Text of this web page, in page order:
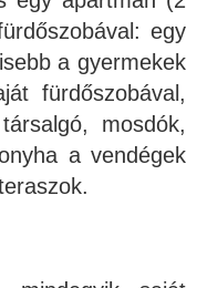
egy
a gyermekek
fürdőszobával,
mosdók,
a vendégek